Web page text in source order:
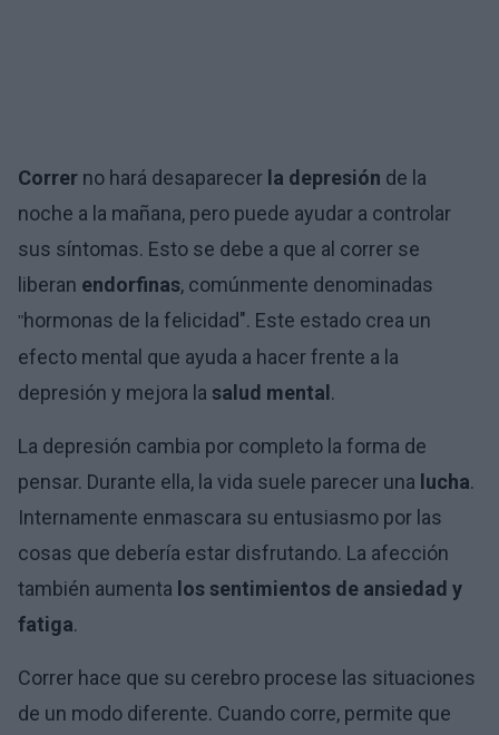
Correr no hará desaparecer la depresión de la
noche a la mañana, pero puede ayudar a controlar
sus síntomas. Esto se debe a que al correr se
liberan endorfinas, comúnmente denominadas
"hormonas de la felicidad". Este estado crea un
efecto mental que ayuda a hacer frente a la
depresión y mejora la salud mental.
La depresión cambia por completo la forma de
pensar. Durante ella, la vida suele parecer una lucha.
Internamente enmascara su entusiasmo por las
cosas que debería estar disfrutando. La afección
también aumenta los sentimientos de ansiedad y
fatiga.
Correr hace que su cerebro procese las situaciones
de un modo diferente. Cuando corre, permite que